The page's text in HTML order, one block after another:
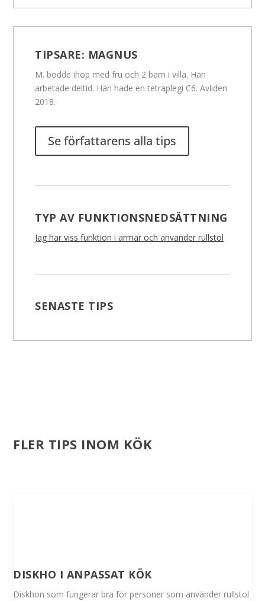
TIPSARE: MAGNUS
M. bodde ihop med fru och 2 barn i villa. Han
arbetade deltid. Han hade en tetraplegi C6. Avliden
2018.
Se författarens alla tips
TYP AV FUNKTIONSNEDSÄTTNING
Jag har viss funktion i armar och använder rullstol
SENASTE TIPS
FLER TIPS INOM KÖK
DISKHO I ANPASSAT KÖK
Diskhon som fungerar bra för personer som använder rullstol